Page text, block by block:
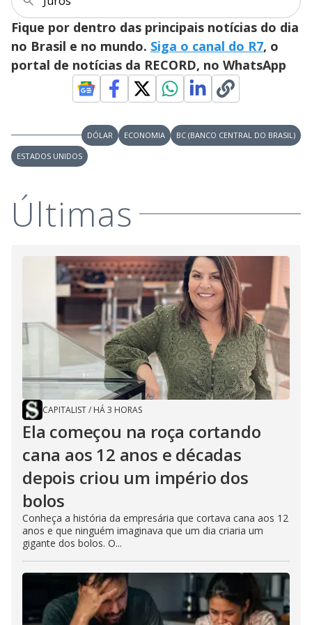
i
d
e
o
Fique por dentro das principais notícias do dia
no Brasil e no mundo. Siga o canal do R7, o
portal de notícias da RECORD, no WhatsApp
DÓLAR ECONOMIA
BC (BANCO CENTRAL DO BRASIL)
ESTADOS UNIDOS
Últimas
CAPITALIST/ HÁ 3 HORAS
Ela começou na roça cortando
cana aos 12 anos e décadas
depois criou um império dos
bolos
Conheça a história da empresária que cortava cana aos 12
anos e que ninguém imaginava que um dia criaria um
gigante dos bolos. O...